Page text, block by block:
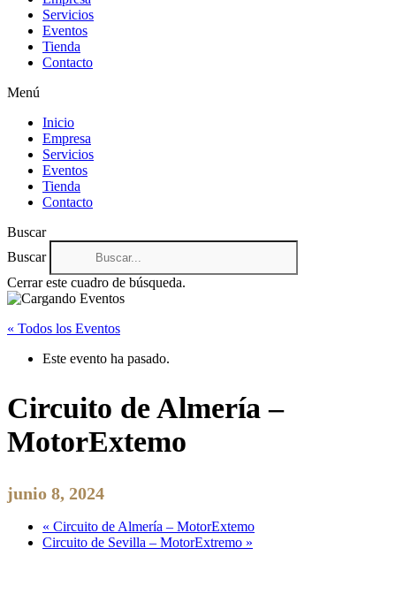
Servicios
Eventos
Tienda
Contacto
Menú
Inicio
Empresa
Servicios
Eventos
Tienda
Contacto
Buscar
Buscar
Cerrar este cuadro de búsqueda.
« Todos los Eventos
Este evento ha pasado.
Circuito de Almería –
MotorExtemo
junio 8, 2024
« Circuito de Almería – MotorExtemo
Circuito de Sevilla – MotorExtremo »